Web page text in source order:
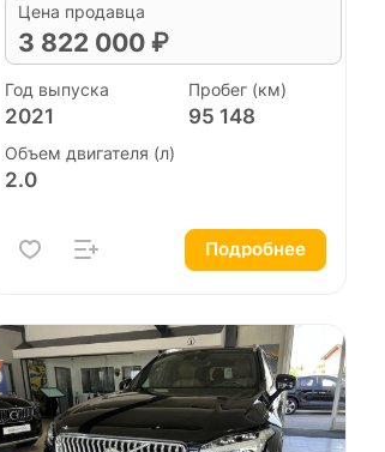
Цена продавца
3 822 000 ₽
Год выпуска
2021
Пробег (км)
95 148
Объем двигателя (л)
2.0
Подробнее